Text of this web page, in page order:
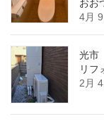
おお
4月
光市
リフ
2月